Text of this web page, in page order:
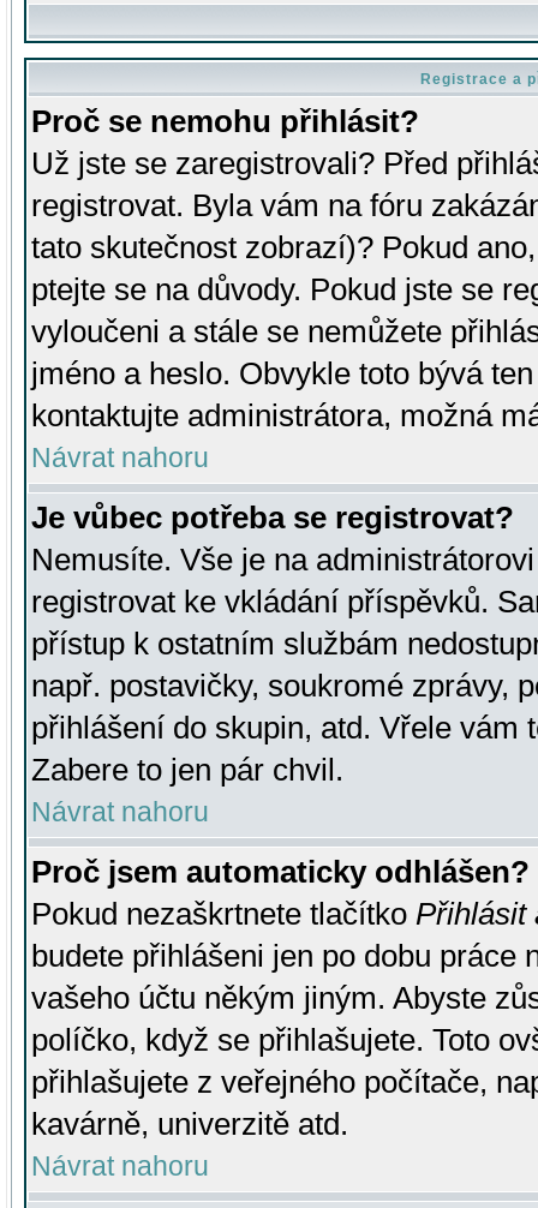
Registrace a
Proč se nemohu přihlásit?
Už jste se zaregistrovali? Před
registrovat. Byla vám na fóru
tato skutečnost zobrazí)? Pokud
ptejte se na důvody. Pokud jste se
vyloučeni a stále se nemůžete
jméno a heslo. Obvykle toto bývá
kontaktujte administrátora, možná
Návrat nahoru
Je vůbec potřeba se registrovat?
Nemusíte. Vše je na
registrovat ke vkládání příspěvků.
přístup k ostatním službám
např. postavičky, soukromé zprávy,
přihlášení do skupin, atd. Vřele vám
Zabere to jen pár chvil.
Návrat nahoru
Proč jsem automaticky odhlášen?
Pokud nezaškrtnete tlačítko Přihlásit
budete přihlášeni jen po dobu práce
vašeho účtu někým jiným. Abyste
políčko, když se přihlašujete. Toto
přihlašujete z veřejného počítače,
kavárně, univerzitě atd.
Návrat nahoru